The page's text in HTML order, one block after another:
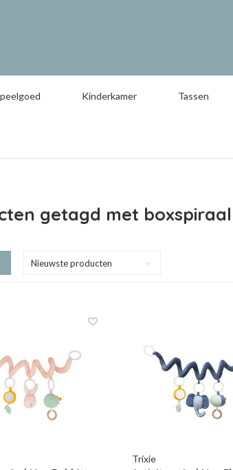
Kinderkamer Tassen
getagd met boxspiraal
Nieuwste producten
Trixie